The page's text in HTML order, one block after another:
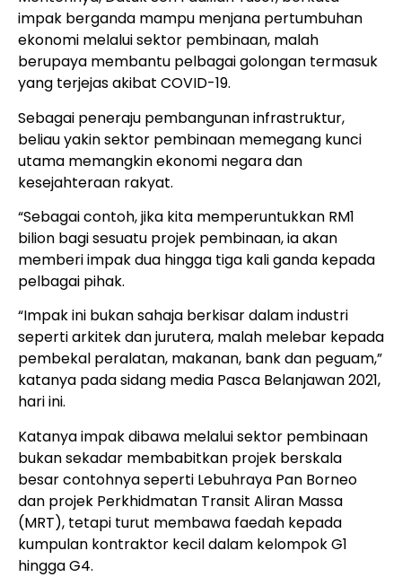
impak berganda mampu menjana pertumbuhan
ekonomi melalui sektor pembinaan, malah
berupaya membantu pelbagai golongan termasuk
yang terjejas akibat COVID-19.
Sebagai peneraju pembangunan infrastruktur,
beliau yakin sektor pembinaan memegang kunci
utama memangkin ekonomi negara dan
kesejahteraan rakyat.
“Sebagai contoh, jika kita memperuntukkan RM1
bilion bagi sesuatu projek pembinaan, ia akan
memberi impak dua hingga tiga kali ganda kepada
pelbagai pihak.
“Impak ini bukan sahaja berkisar dalam industri
seperti arkitek dan jurutera, malah melebar kepada
pembekal peralatan, makanan, bank dan peguam,”
katanya pada sidang media Pasca Belanjawan 2021,
hari ini.
Katanya impak dibawa melalui sektor pembinaan
bukan sekadar membabitkan projek berskala
besar contohnya seperti Lebuhraya Pan Borneo
dan projek Perkhidmatan Transit Aliran Massa
(MRT), tetapi turut membawa faedah kepada
kumpulan kontraktor kecil dalam kelompok G1
hingga G4.